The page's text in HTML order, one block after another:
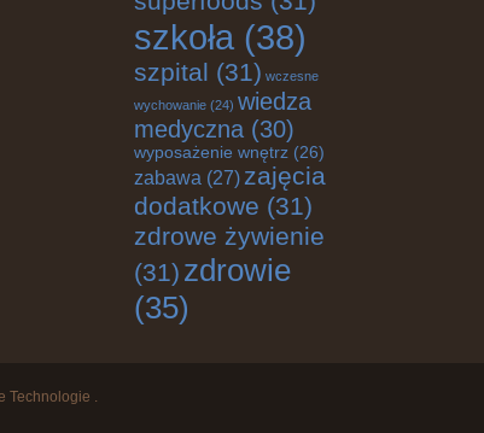
szkoła (38)
szpital (31) wczesne
wychowanie (24) wiedza
medyczna (30)
wyposażenie wnętrz (26)
zabawa (27)zajęcia
dodatkowe (31)
zdrowe żywienie
(31) zdrowie
(35)
Technologie .